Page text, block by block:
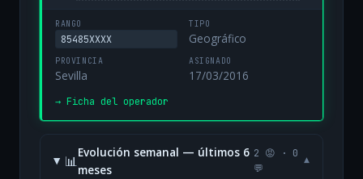
RANGO
85485XXXX
TIPO
Geográfico
PROVINCIA
Sevilla
ASIGNADO
17/03/2016
→ Ficha del operador
📊
Evolución semanal — últimos 6
meses
2 😡 · 0
💬
▾